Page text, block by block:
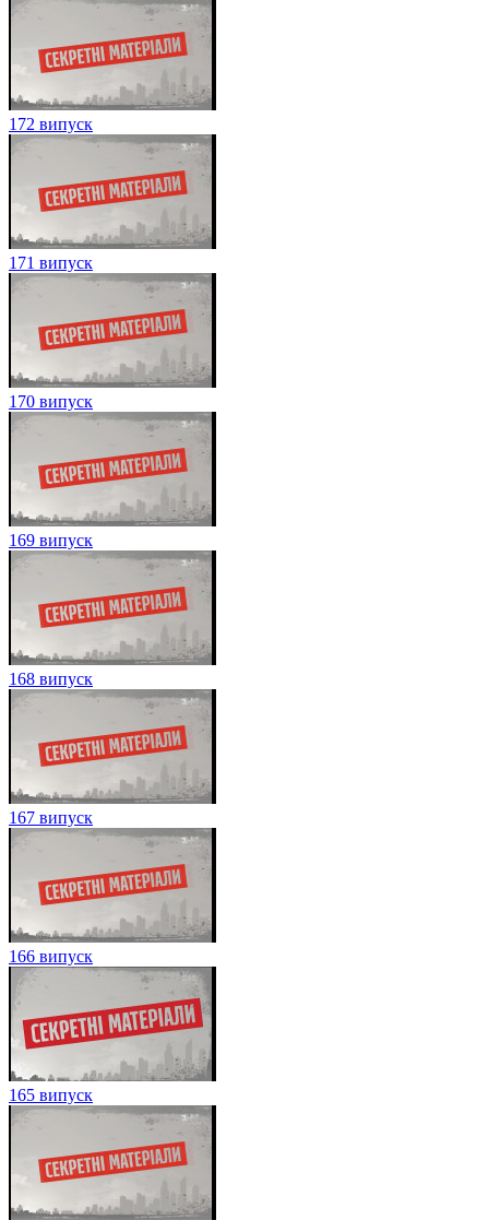
172 випуск
171 випуск
170 випуск
169 випуск
168 випуск
167 випуск
166 випуск
165 випуск